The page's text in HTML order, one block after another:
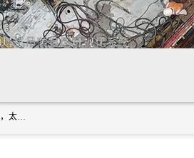
上海宇叶电子科技有限公司是吊钩视频监控、升降机监控、卸料平台监控、塔吊防碰撞、黑匣子防碰撞、风速仪，太阳能障碍灯安全提示灯等一系列升降机的常用配件产品专业研发生产加工的公司，拥有完整、科学的质量管理体系。